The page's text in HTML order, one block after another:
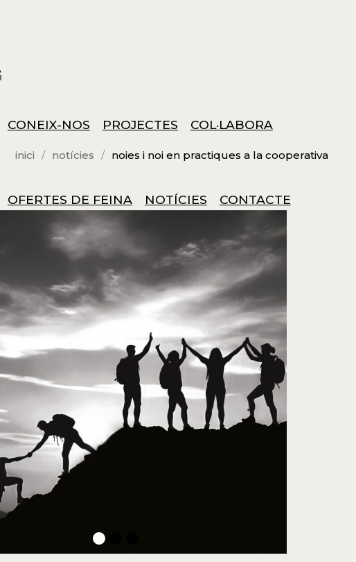
CONEIX-NOS PROJECTES COL·LABORA
OFERTES DE FEINA NOTÍCIES CONTACTE
inici notícies noies i noi en practiques a la cooperativa